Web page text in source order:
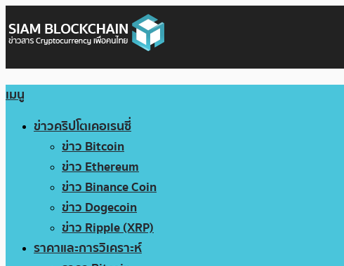
เมนู
ข่าวคริปโตเคอเรนซี่
ข่าว Bitcoin
ข่าว Ethereum
ข่าว Binance Coin
ข่าว Dogecoin
ข่าว Ripple (XRP)
ราคาและการวิเคราะห์